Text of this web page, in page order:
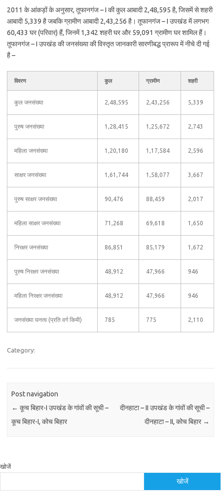
2011 के आंकड़ों के अनुसार, तूफानगंज – I की कुल आबादी 2,48,595 है, जिसमें से शहरी
आबादी 5,339 है जबकि ग्रामीण आबादी 2,43,256 है। तूफानगंज – I उपखंड में लगभग
60,433 घर (परिवार) हैं, जिनमें 1,342 शहरी घर और 59,091 ग्रामीण घर शामिल हैं।
तूफानगंज – I उपखंड की जनसंख्या की विस्तृत जानकारी सारणीबद्ध प्रारूप में नीचे दी गई
है –
विवरण कुल ग्रामीण शहरी
कुल जनसंख्या 2,48,595 2,43,256 5,339
पुरुष जनसंख्या 1,28,415 1,25,672 2,743
महिला जनसंख्या 1,20,180 1,17,584 2,596
साक्षर जनसंख्या 1,61,744 1,58,077 3,667
पुरुष साक्षर जनसंख्या 90,476 88,459 2,017
महिला साक्षर जनसंख्या 71,268 69,618 1,650
निरक्षर जनसंख्या 86,851 85,179 1,672
पुरुष निरक्षर जनसंख्या 48,912 47,966 946
महिला निरक्षर जनसंख्या 48,912 47,966 946
जनसंख्या घनत्व (प्रति वर्ग किमी) 785 775 2,110
Category:
Post navigation
← कूच बिहार-I उपखंड के गांवों की सूची –
कूच बिहार-I, कोच बिहार
दीनहाटा – II उपखंड के गांवों की सूची –
दीनहाटा – II, कोच बिहार →
खोजें
खोजें